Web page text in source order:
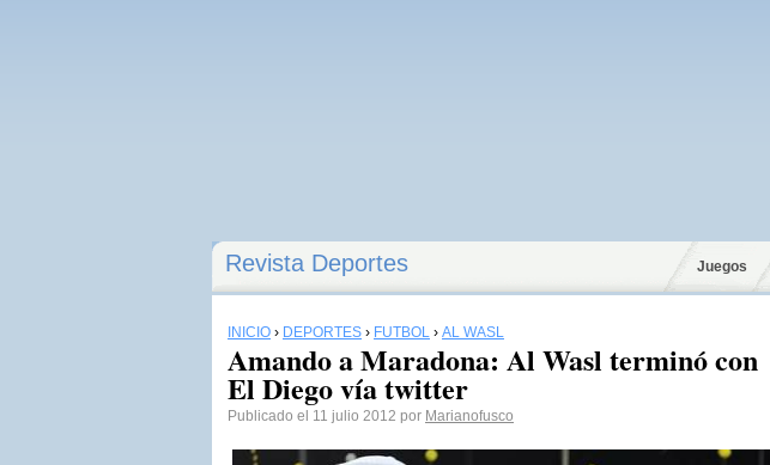
Revista Deportes Juegos
INICIO › DEPORTES › FÚTBOL › AL WASL
Amando a Maradona: Al Wasl terminó con
El Diego vía twitter
Publicado el 11 julio 2012 por Marianofusco